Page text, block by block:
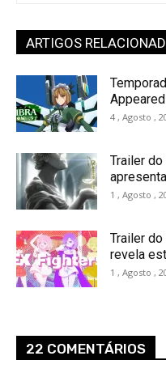
ARTIGOS
4 , Agosto ,
Trailer
1 , Agosto ,
Trailer do
revela
1 , Agosto ,
22 COMENTÁRIOS